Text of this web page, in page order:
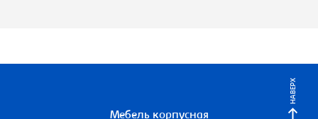
НАВЕРХ
Мебель корпусная